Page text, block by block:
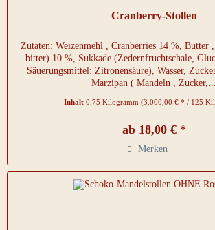
Cranberry-Stollen
Zutaten: Weizenmehl , Cranberries 14 %, Butter
bitter) 10 %, Sukkade (Zedernfruchtschale,
Säuerungsmittel: Zitronensäure), Wasser,
Marzipan ( Mandeln , Zucker,...
Inhalt 0.75 Kilogramm (3.000,00 € * / 125
ab 18,00 € *
Merken